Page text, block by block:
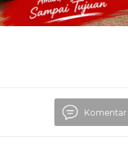
Komentar